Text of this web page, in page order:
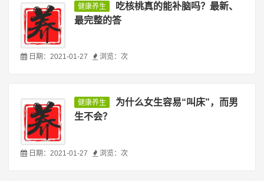
健康养生
吃核桃真的能补脑吗？最新、
最完整的答
日期：2021-01-27 浏览： 次
健康养生
为什么女生容易“叫床”，而男
生不会？
日期：2021-01-27 浏览： 次